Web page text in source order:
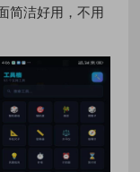
简洁好用，不用